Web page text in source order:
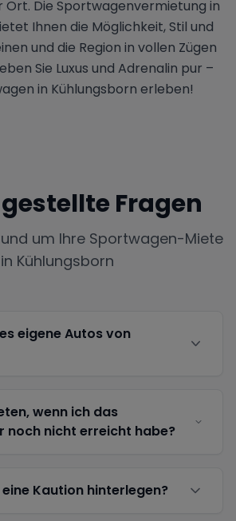
Ort. Die Sportwagenvermietung in
Ihnen die Möglichkeit, Stil und
und die Region in vollen Zügen
Sie Luxus und Adrenalin pur –
in Kühlungsborn erleben!
Fragen
um Ihre Sportwagen-Miete
in Kühlungsborn
eigene Autos von
wenn ich das
noch nicht erreicht habe?
eine Kaution hinterlegen?